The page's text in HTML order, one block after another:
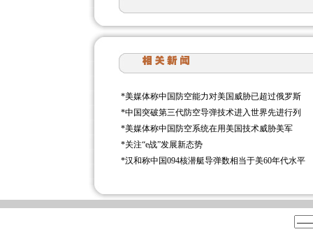
*美媒体称中国防空能力对美国威胁已超过俄罗斯
*中国突破第三代防空导弹技术进入世界先进行列
*美媒体称中国防空系统在用美国技术威胁美军
*关注“e战”发展新态势
*汉和称中国094核潜艇导弹数相当于美60年代水平